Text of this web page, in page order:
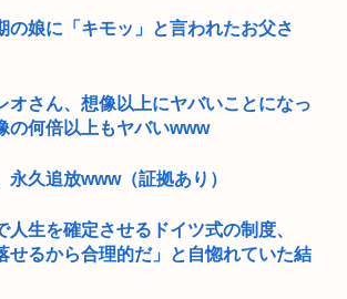
の娘に「キモッ」と言われたお父さ
オさん、想像以上にヤバいことになっ
何倍以上もヤバいwww
永久追放www（証拠あり）
人生を確定させるドイツ式の制度、
せるから合理的だ」と自惚れていた結